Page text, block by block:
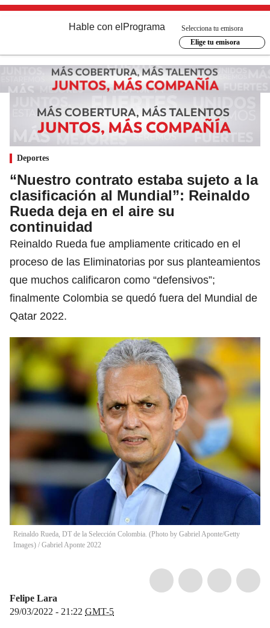
Hable con el Programa
Selecciona tu emisora
Elige tu emisora
Deportes
“Nuestro contrato estaba sujeto a la
clasificación al Mundial”: Reinaldo
Rueda deja en el aire su
continuidad
Reinaldo Rueda fue ampliamente criticado en el
proceso de las Eliminatorias por sus planteamientos
que muchos calificaron como “defensivos”;
finalmente Colombia se quedó fuera del Mundial de
Qatar 2022.
Reinaldo Rueda, DT de la Selección Colombia. (Photo by Gabriel Aponte/Getty
Images) / Gabriel Aponte 2022
Felipe Lara
29/03/2022 - 21:22 GMT-5